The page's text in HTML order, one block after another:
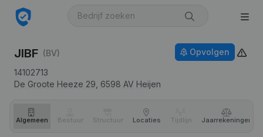
JIBF (BV)
14102713
De Groote Heeze 29, 6598 AV Heijen
Opvolgen
Algemeen Bestuur Structuur Locaties Tijdlijn Jaar­rekeningen